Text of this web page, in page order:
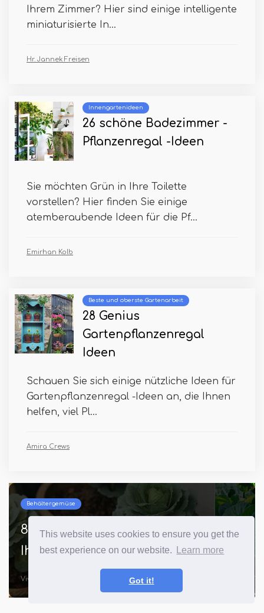
This website uses cookies to ensure you get the
best experience on our website.
Learn more
Got it!
Ihrem Zimmer? Hier sind einige intelligente
miniaturisierte In...
Hr. Jannek Freisen
Innengartenideen
26 schöne Badezimmer -
Pflanzenregal -Ideen
Sie möchten Grün in Ihre Toilette
vorstellen? Hier finden Sie einige
atemberaubende Ideen für die Pf...
Emirhan Kolb
Beste und oberste Gartenarbeit
28 Genius
Gartenpflanzenregal
Ideen
Schauen Sie sich einige nützliche Ideen für
Gartenpflanzenregal -Ideen an, die Ihnen
helfen, viel Pl...
Amira Crews
Behältergemüse
8 Top -Kohlanbau -Tipps, die
Ihnen niemand sagen wird
Vivien Tang